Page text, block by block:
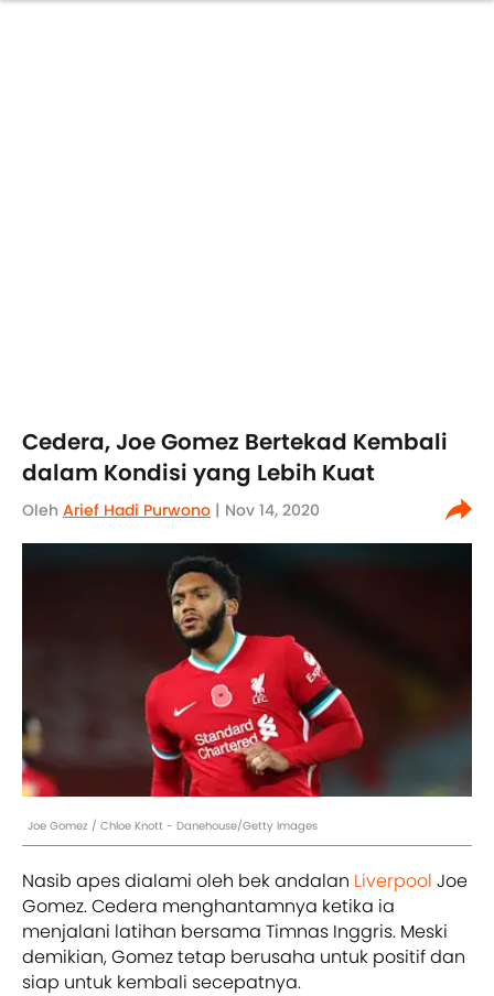
Cedera, Joe Gomez Bertekad Kembali
dalam Kondisi yang Lebih Kuat
Oleh Arief Hadi Purwono | Nov 14, 2020
Joe Gomez / Chloe Knott - Danehouse/Getty Images
Nasib apes dialami oleh bek andalan Liverpool Joe
Gomez. Cedera menghantamnya ketika ia
menjalani latihan bersama Timnas Inggris. Meski
demikian, Gomez tetap berusaha untuk positif dan
siap untuk kembali secepatnya.